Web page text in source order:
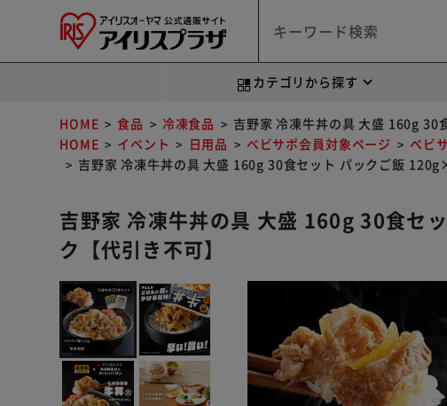
カテゴリから探す
HOME 食品 冷凍食品
吉野家 冷凍牛丼の具 大盛 160g 30
HOME
イベント 日用品 べビサポ会員対象ページ
べビ
吉野家 冷凍牛丼の具 大盛 160g 30食セット パックご飯
吉野家 冷凍牛丼の具 大盛 160g 30食セ
ク【代引き不可】